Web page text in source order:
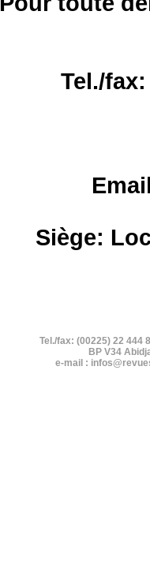
Tel./fax:
Siège:
Tel./fax: (00225) 22 444
BP V34
e-mail :